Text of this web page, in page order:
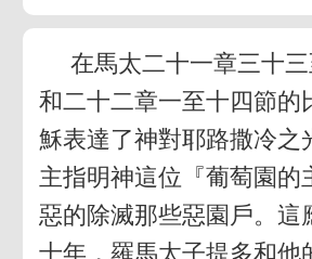
在馬太二十一章三十
和二十二章一至十四節的
穌表達了神對耶路撒冷之
主指明神這位『葡萄園的
惡的除滅那些惡園戶。這
十年，羅馬太子提多和他